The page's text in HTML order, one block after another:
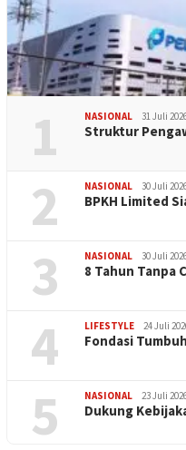
1 NASIONAL 31 Juli
​Struktur
2 NASIONAL 30 Juli
BPKH Limited
3 NASIONAL 30 Juli
​8 Tahun Tanpa
4 LIFESTYLE 24 Juli
Fondasi
5 NASIONAL 23 Juli
Dukung